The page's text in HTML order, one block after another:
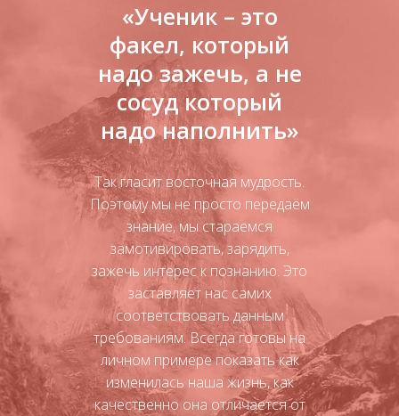
«Ученик – это
факел, который
надо зажечь, а не
сосуд который
надо наполнить»
Так гласит восточная мудрость.
Поэтому мы не просто передаём
знание, мы стараемся
замотивировать, зарядить,
зажечь интерес к познанию. Это
заставляет нас самих
соответствовать данным
требованиям. Всегда готовы на
личном примере показать как
изменилась наша жизнь, как
качественно она отличается от